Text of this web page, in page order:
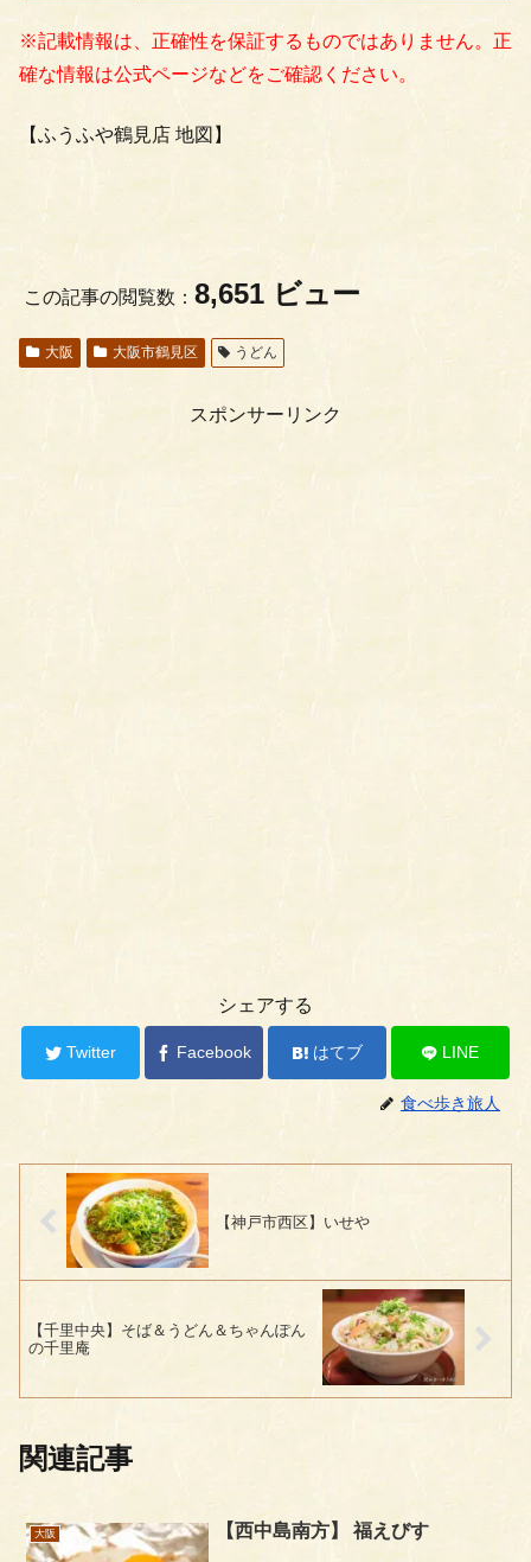
※記載情報は、正確性を保証するものではありません。正
確な情報は公式ページなどをご確認ください。
【ふうふや鶴見店 地図】
この記事の閲覧数： 8,651 ビュー
大阪 大阪市鶴見区 うどん
スポンサーリンク
シェアする
Twitter Facebook はてブ LINE
食べ歩き旅人
【神戸市西区】いせや
【千里中央】そば＆うどん＆ちゃんぽん
の千里庵
関連記事
大阪 【西中島南方】 福えびす